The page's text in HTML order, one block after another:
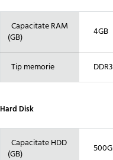
Capacitate RAM
(GB)
4GB
Tip memorie DDR3
Hard Disk
Capacitate HDD
(GB)